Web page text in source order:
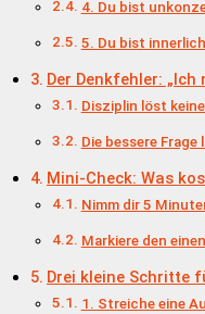
4. Du bist
5. Du bist
Der Denkfehler:
Disziplin löst
Die bessere
Mini-Check: Was
Nimm dir 5
Markiere den
Drei kleine Schritte
1. Streiche eine